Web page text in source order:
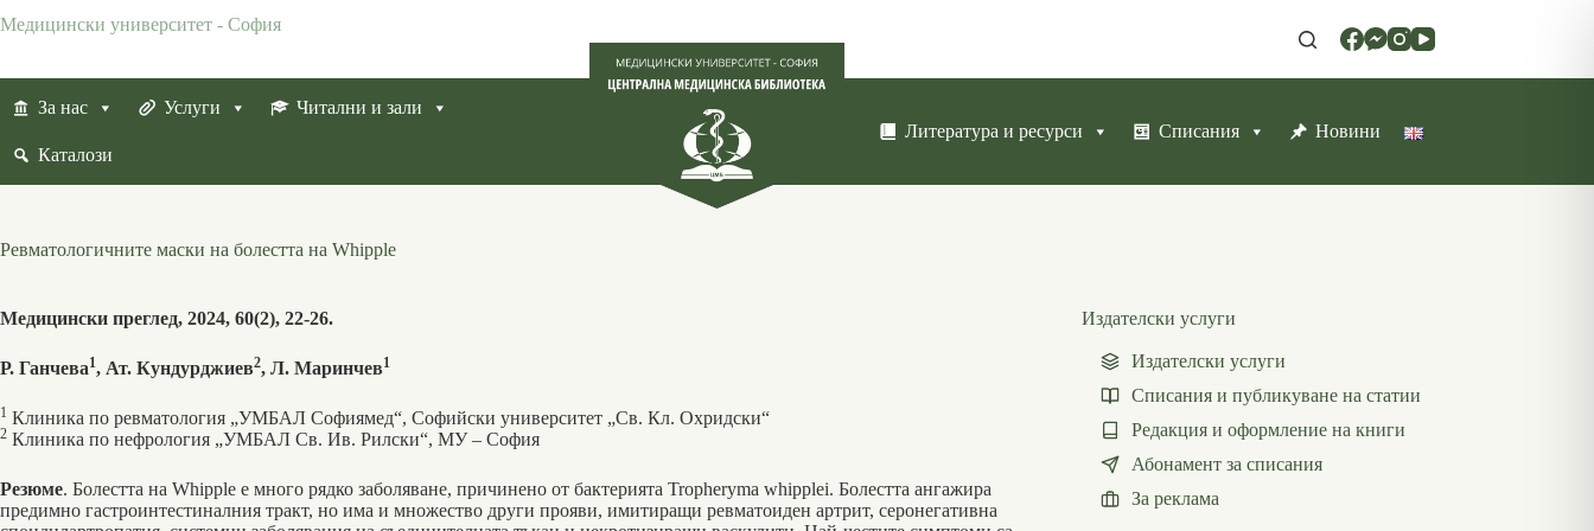
to
Медицински университет - София
За нас Услуги Читални и зали
Каталози
Литература и ресурси Списания Новини
Ревматологичните маски на болестта на Whipple
Медицински преглед, 2024, 60(2), 22-26.
Р. Ганчева1, Ат. Кундурджиев2, Л. Маринчев1
1 Клиника по ревматология „УМБАЛ Софиямед“, Софийски университет „Св. Кл. Охридски“
2 Клиника по нефрология „УМБАЛ Св. Ив. Рилски“, МУ – София
Резюме. Болестта на Whipple е много рядко заболяване, причинено от бактерията Tropheryma whipplei. Болестта ангажира
предимно гастроинтестиналния тракт, но има и множество други прояви, имитиращи ревматоиден артрит, серонегативна
Издателски услуги
Издателски услуги
Списания и публикуване на статии
Редакция и оформление на книги
Абонамент за списания
За реклама